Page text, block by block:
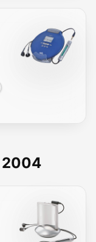
2004